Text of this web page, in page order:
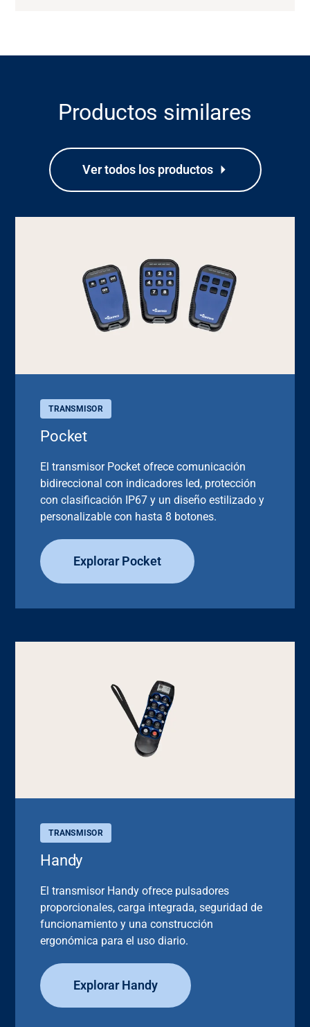
Productos similares
Ver todos los productos
TRANSMISOR
Pocket
El transmisor Pocket ofrece comunicación
bidireccional con indicadores led, protección
con clasificación IP67 y un diseño estilizado y
personalizable con hasta 8 botones.
Explorar Pocket
TRANSMISOR
Handy
El transmisor Handy ofrece pulsadores
proporcionales, carga integrada, seguridad de
funcionamiento y una construcción
ergonómica para el uso diario.
Explorar Handy